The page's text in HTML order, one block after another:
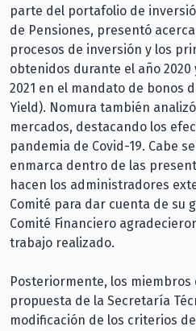
parte del portafolio de
de Pensiones, presentó
procesos de inversión y los
obtenidos durante el año
2021 en el mandato de bonos
Yield). Nomura también
mercados, destacando los
pandemia de Covid-19. Cabe
enmarca dentro de las
hacen los administradores
Comité para dar cuenta de su
Comité Financiero
trabajo realizado.
Posteriormente, los miembros
propuesta de la Secretaría
modificación de los criterios